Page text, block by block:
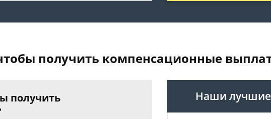
получить компенсационные
получить
Наши